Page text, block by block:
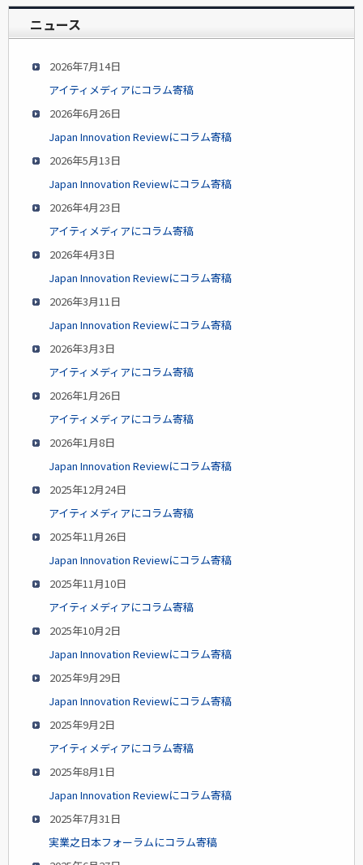
ニュース
2026年7月14日
アイティメディアにコラム寄稿
2026年6月26日
Japan Innovation Reviewにコラム寄稿
2026年5月13日
Japan Innovation Reviewにコラム寄稿
2026年4月23日
アイティメディアにコラム寄稿
2026年4月3日
Japan Innovation Reviewにコラム寄稿
2026年3月11日
Japan Innovation Reviewにコラム寄稿
2026年3月3日
アイティメディアにコラム寄稿
2026年1月26日
アイティメディアにコラム寄稿
2026年1月8日
Japan Innovation Reviewにコラム寄稿
2025年12月24日
アイティメディアにコラム寄稿
2025年11月26日
Japan Innovation Reviewにコラム寄稿
2025年11月10日
アイティメディアにコラム寄稿
2025年10月2日
Japan Innovation Reviewにコラム寄稿
2025年9月29日
Japan Innovation Reviewにコラム寄稿
2025年9月2日
アイティメディアにコラム寄稿
2025年8月1日
Japan Innovation Reviewにコラム寄稿
2025年7月31日
実業之日本フォーラムにコラム寄稿